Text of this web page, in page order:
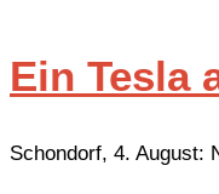
Ein Tesla
Schondorf, 4. August: